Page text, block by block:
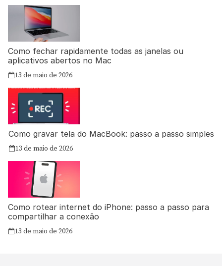
Como fechar rapidamente todas as janelas ou
aplicativos abertos no Mac
13 de maio de 2026
Como gravar tela do MacBook: passo a passo simples
13 de maio de 2026
Como rotear internet do iPhone: passo a passo para
compartilhar a conexão
13 de maio de 2026